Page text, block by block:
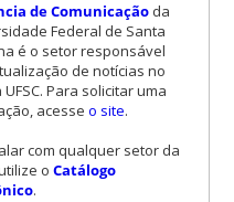
de Comunicaçãoda
Federal de Santa
é o setor responsável
de notícias no
UFSC. Para solicitar uma
acesse o site.
com qualquer setor da
o Catálogo
.